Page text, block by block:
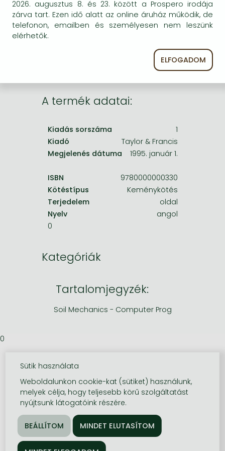
Frieren manga
Bleach manga
One-Punch Man manga
egyszer keresni szerzővel és címmel. Ha nem talál
másik, kapható kiadást, forduljon
ügyfélszolgálatunkhoz!
A termék adatai:
Kiadás sorszáma
1
Kiadó
Taylor & Francis
Megjelenés dátuma
1995. január 1.
ISBN
9780000000330
Kötéstípus
Keménykötés
Terjedelem
oldal
Nyelv
angol
0
Kategóriák
Tartalomjegyzék:
Soil Mechanics - Computer Prog
0
2026. augusztus 8. és 23. között a Prospero irodája
zárva tart. Ezen idő alatt az online áruház működik, de
telefonon, emailben és személyesen nem leszünk
elérhetők.
ELFOGADOM
Sütik használata
Weboldalunkon cookie-kat (sütiket) használunk,
melyek célja, hogy teljesebb körű szolgáltatást
nyújtsunk látogatóink részére.